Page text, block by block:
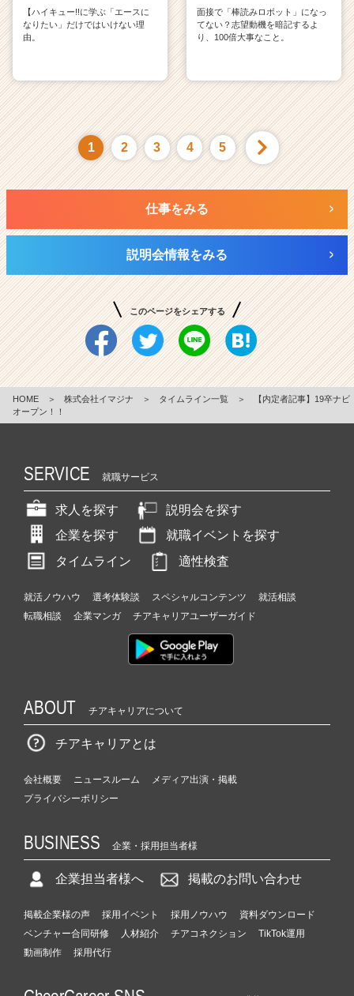
【ハイキュー!!に学ぶ「エースに
なりたい」だけではいけない理
由。
面接で「棒読みロボット」になっ
てない？志望動機を暗記するよ
り、100倍大事なこと。
1 2 3 4 5
仕事をみる
説明会情報をみる
このページをシェアする
HOME ＞ 株式会社イマジナ ＞ タイムライン一覧 ＞
【内定者記事】19卒ナビ
オープン！！
SERVICE 就職サービス
求人を探す
説明会を探す
企業を探す
就職イベントを探す
タイムライン
適性検査
就活ノウハウ 選考体験談 スペシャルコンテンツ
就活相談
転職相談
企業マンガ チアキャリアユーザーガイド
ABOUT チアキャリアについて
チアキャリアとは
会社概要 ニュースルーム
メディア出演・掲載
プライバシーポリシー
BUSINESS 企業・採用担当者様
企業担当者様へ 掲載のお問い合わせ
掲載企業様の声 採用イベント 採用ノウハウ
資料ダウンロード
ベンチャー合同研修
人材紹介 チアコネクション
TikTok運用
動画制作
採用代行